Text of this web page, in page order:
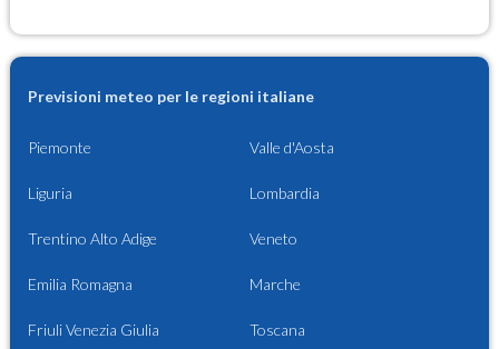
Previsioni meteo per le regioni italiane
Piemonte Valle d'Aosta
Liguria Lombardia
Trentino Alto Adige Veneto
Emilia Romagna Marche
Friuli Venezia Giulia Toscana